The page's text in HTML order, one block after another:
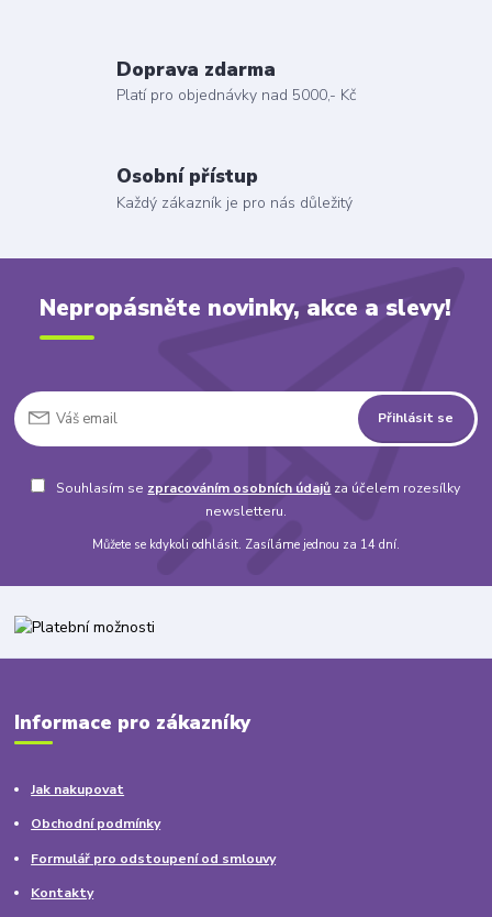
Doprava zdarma
Platí pro objednávky nad 5000,- Kč
Osobní přístup
Každý zákazník je pro nás důležitý
Nepropásněte novinky, akce a slevy!
Přihlásit se
Souhlasím se zpracováním osobních údajů za účelem rozesílky
newsletteru.
Můžete se kdykoli odhlásit. Zasíláme jednou za 14 dní.
Informace pro zákazníky
Jak nakupovat
Obchodní podmínky
Formulář pro odstoupení od smlouvy
Kontakty